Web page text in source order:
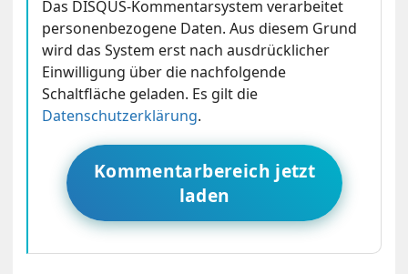
Das DISQUS-Kommentarsystem verarbeitet
personenbezogene Daten. Aus diesem Grund
wird das System erst nach ausdrücklicher
Einwilligung über die nachfolgende
Schaltfläche geladen. Es gilt die
Datenschutzerklärung.
Kommentarbereich jetzt
laden